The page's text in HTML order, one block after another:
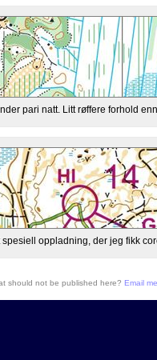
pari natt. Litt røffere forhold
oppladning, der jeg fikk
should not be published here? Email me